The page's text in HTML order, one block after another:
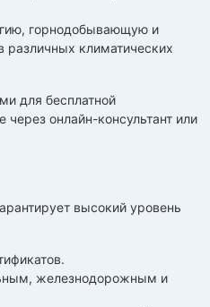
горнодобывающую и
климатических
для бесплатной
онлайн-консультант или
высокий уровень
железнодорожным и